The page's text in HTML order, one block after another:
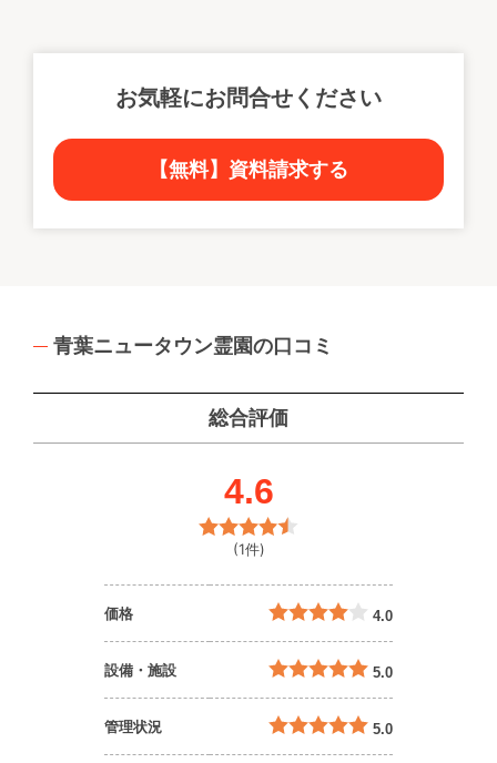
お気軽にお問合せください
【無料】資料請求する
青葉ニュータウン霊園の口コミ
総合評価
4.6
(1件)
価格 4.0
設備・施設 5.0
管理状況 5.0